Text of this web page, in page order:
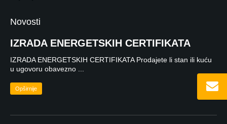
Novosti
IZRADA ENERGETSKIH CERTIFIKATA
IZRADA ENERGETSKIH CERTIFIKATA Prodajete li stan ili kuću
u ugovoru obavezno ...
Opširnije